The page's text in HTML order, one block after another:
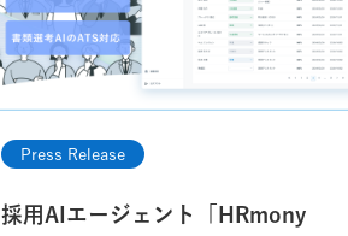
Press Release
採用AIエージェント「HRmony